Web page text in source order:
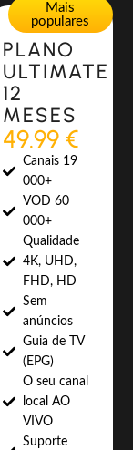
Mais
populares
PLANO
ULTIMATE
12
MESES
49.99 €
Canais 19
000+
VOD 60
000+
Qualidade
4K, UHD,
FHD, HD
Sem
anúncios
Guia de TV
(EPG)
O seu canal
local AO
VIVO
Suporte